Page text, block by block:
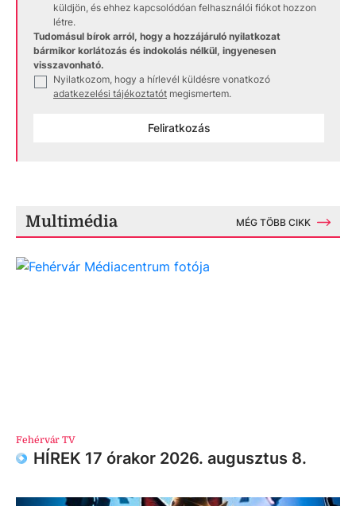
küldjön, és ehhez kapcsolódóan felhasználói fiókot hozzon
létre.
Tudomásul bírok arról, hogy a hozzájáruló nyilatkozat
bármikor korlátozás és indokolás nélkül, ingyenesen
visszavonható.
Nyilatkozom, hogy a hírlevél küldésre vonatkozó
adatkezelési tájékoztatót megismertem.
Feliratkozás
Multimédia MÉG TÖBB CIKK
Fehérvár TV
HÍREK 17 órakor 2026. augusztus 8.